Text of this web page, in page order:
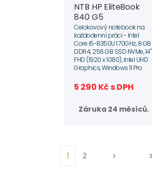
NTB HP EliteBook
840 G5
Celokovový notebook na
každodenní práci - Intel
Core i5-8350U 1.70GHz, 8 GB
DDR4, 256 GB SSD NVMe, 14"
FHD (1920 x 1080), Intel UHD
Graphics, Windows 11 Pro
5 290 Kč s DPH
Záruka 24 měsíců.
1 2